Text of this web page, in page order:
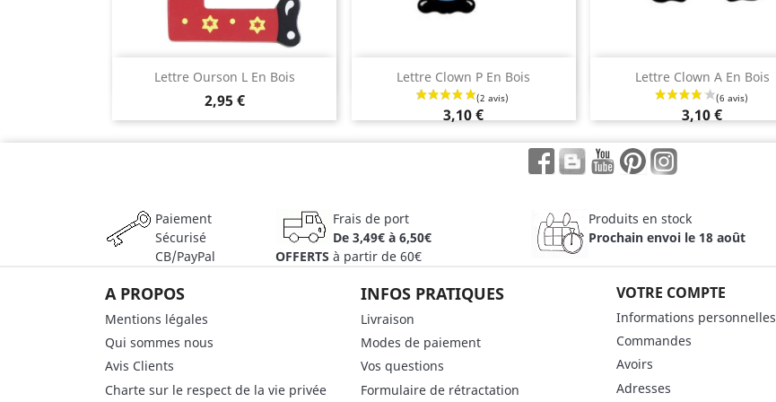
Lettre Ourson L En Bois
2,95 €
Aperçu rapide Lettre Clown P En Bois
3,10 €
Aperçu rapide Lettre Clown A En Bois
3,10 €
Aperçu rapide
Facebook
Rss YouTubePinterest
Paiement
Sécurisé
CB/PayPal
Frais de port
De 3,49€ à 6,50€
OFFERTS à partir de 60€
Produits en stock
Prochain envoi le 18 août
A PROPOS
Mentions légales
Qui sommes nous
Avis Clients
Charte sur le respect de la vie privée
INFOS PRATIQUES
Livraison
Modes de paiement
Vos questions
Formulaire de rétractation
VOTRE COMPTE
Informations personnelles
Commandes
Avoirs
Adresses